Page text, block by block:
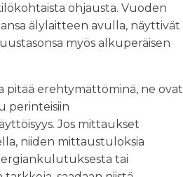
ohjausta. Vuoden
älylaitteen avulla, näyttivät
myös alkuperäisen
pitää erehtymättöminä, ne ovat
perinteisiin
Jos mittaukset
niiden mittaustuloksia
tai